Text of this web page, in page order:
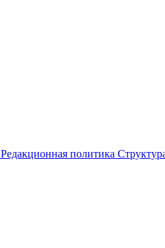
Редакционная политика